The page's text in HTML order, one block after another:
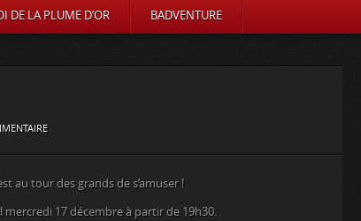
DE LA PLUME D’OR BADVENTURE
au tour des grands de s’amuser !
mercredi 17 décembre à partir de 19h30.